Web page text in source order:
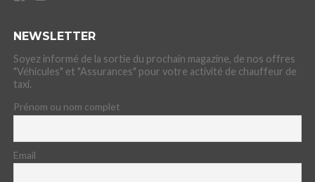
NEWSLETTER
Soyez informé de la sortie du prochain magazine, de nos offres
"Véhicules" et "Assurances" pour votre activité de chauffeur de
taxi.
Prénom ou nom complet
Email